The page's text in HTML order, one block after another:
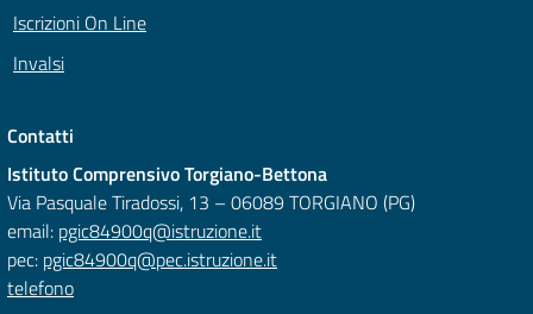
Iscrizioni On Line
Invalsi
Contatti
Istituto Comprensivo Torgiano-Bettona
Via Pasquale Tiradossi, 13 – 06089 TORGIANO (PG)
email: pgic84900q@istruzione.it
pec: pgic84900q@pec.istruzione.it
telefono